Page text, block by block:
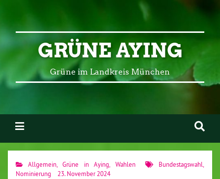
GRÜNE AYING
Grüne im Landkreis München
Allgemein,Grüne in Aying Wahlen Bundestagswahl
Nominierung
23. November 2024